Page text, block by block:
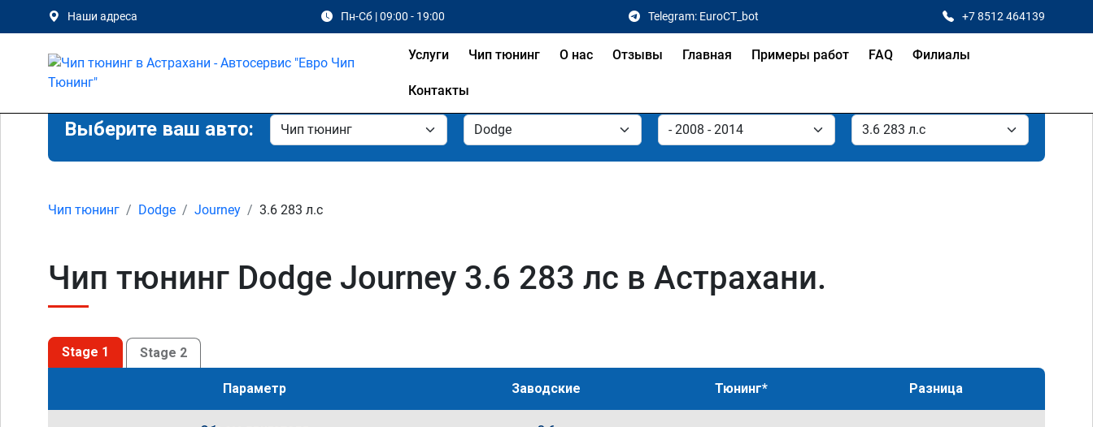
Наши адреса Пн-Сб | 09:00 - 19:00 Telegram: EuroCT_bot +7 8512 464139
Услуги Чип тюнинг О нас Отзывы Главная Примеры работ FAQ Филиалы
Контакты
Выберите ваш авто:
Чип тюнинг Dodge Journey 3.6 283 л.с
Чип тюнинг Dodge Journey 3.6 283 лс в Астрахани.
Stage 1 Stage 2
Параметр Заводские Тюнинг* Разница